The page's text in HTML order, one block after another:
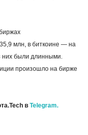
млн, в биткоине — на
них были длинными.
произошло на бирже
в Telegram.